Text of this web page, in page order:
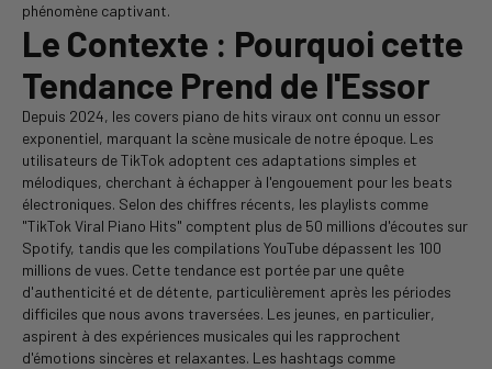
phénomène captivant.
Le Contexte : Pourquoi cette
Tendance Prend de l'Essor
Depuis 2024, les covers piano de hits viraux ont connu un essor
exponentiel, marquant la scène musicale de notre époque. Les
utilisateurs de TikTok adoptent ces adaptations simples et
mélodiques, cherchant à échapper à l'engouement pour les beats
électroniques. Selon des chiffres récents, les playlists comme
"TikTok Viral Piano Hits" comptent plus de 50 millions d'écoutes sur
Spotify, tandis que les compilations YouTube dépassent les 100
millions de vues. Cette tendance est portée par une quête
d'authenticité et de détente, particulièrement après les périodes
difficiles que nous avons traversées. Les jeunes, en particulier,
aspirent à des expériences musicales qui les rapprochent
d'émotions sincères et relaxantes. Les hashtags comme